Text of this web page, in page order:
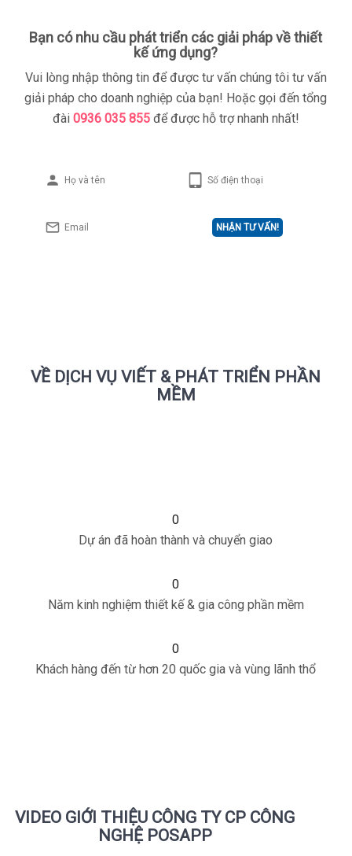
Bạn có nhu cầu phát triển các giải pháp về thiết
kế ứng dụng?
Vui lòng nhập thông tin để được tư vấn chúng tôi tư vấn
giải pháp cho doanh nghiệp của bạn! Hoặc gọi đến tổng
đài 0936 035 855 để được hỗ trợ nhanh nhất!
NHẬN TƯ VẤN!
VỀ DỊCH VỤ VIẾT & PHÁT TRIỂN PHẦN
MỀM
0
Dự án đã hoàn thành và chuyển giao
0
Năm kinh nghiệm thiết kế & gia công phần mềm
0
Khách hàng đến từ hơn 20 quốc gia và vùng lãnh thổ
VIDEO GIỚI THIỆU CÔNG TY CP CÔNG
NGHỆ POSAPP